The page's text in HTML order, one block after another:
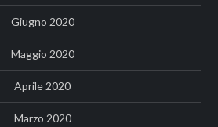
Giugno 2020
Maggio 2020
Aprile 2020
Marzo 2020